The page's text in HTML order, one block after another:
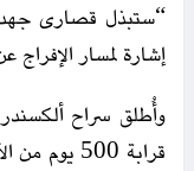
“ستبذل قصارى
إشارة لمسار الإفراج
وأُطلق سراح
قرابة 500